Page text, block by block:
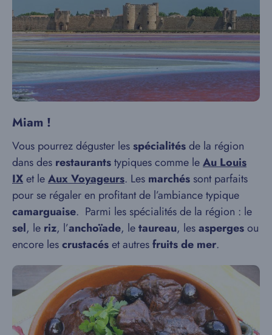
Miam !
Vous pourrez déguster lesspécialitésde la région
dans des restaurantstypiques comme leAu Louis
IXet leAux Voyageurs. Les marchés sont parfaits
pour se régaler en profitant de l’ambiance typique
camarguaise. Parmi les spécialités de la région : le
sel, le riz, l’anchoïade, letaureau, lesaspergesou
encore lescrustacéset autresfruits de mer.